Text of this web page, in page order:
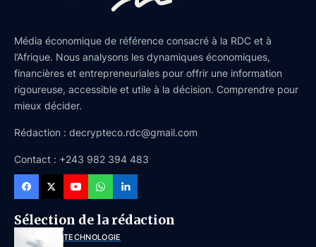
Média économique de référence consacré à la RDC et à
l’Afrique. Nous analysons les dynamiques économiques,
financières et entrepreneuriales pour offrir une information
rigoureuse, accessible et utile à la décision. Comprendre pour
mieux décider.
Rédaction : decrypteco.rdc@gmail.com
Contact : +243 982 394 483
Sélection de la rédaction
TECHNOLOGIE